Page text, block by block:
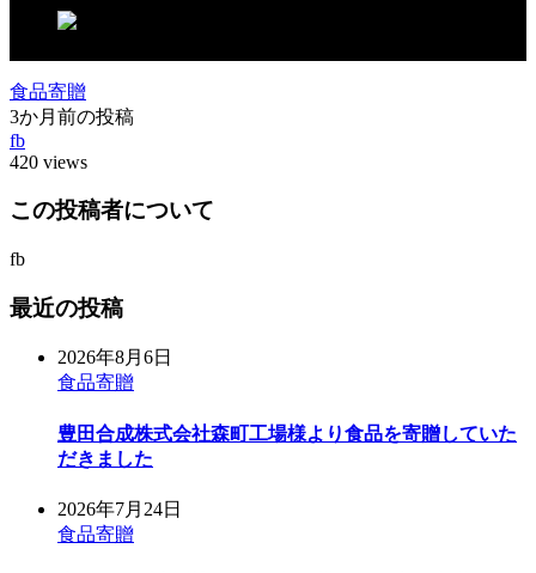
食品寄贈
3か月前の投稿
fb
420 views
この投稿者について
fb
最近の投稿
2026年8月6日
食品寄贈
豊田合成株式会社森町工場様より食品を寄贈していた
だきました
2026年7月24日
食品寄贈